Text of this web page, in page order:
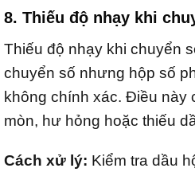
8. Thiếu độ nhạy khi
Thiếu độ nhạy khi chuyển
chuyển số nhưng hộp số
không chính xác. Điều này
mòn, hư hỏng hoặc thiếu
Cách xử lý: Kiểm tra dầu